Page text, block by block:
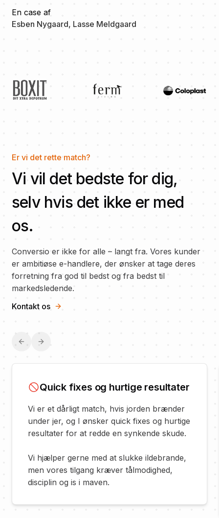
En case af
Esben Nygaard, Lasse Meldgaard
Er vi det rette match?
Vi vil det bedste for dig,
selv hvis det ikke er med
os.
Conversio er ikke for alle – langt fra. Vores kunder
er ambitiøse e-handlere, der ønsker at tage deres
forretning fra god til bedst og fra bedst til
markedsledende.
Kontakt os
Previous slide
Next slide
Quick fixes og hurtige resultater
Vi er et dårligt match, hvis jorden brænder
under jer, og I ønsker quick fixes og hurtige
resultater for at redde en synkende skude.
Vi hjælper gerne med at slukke ildebrande,
men vores tilgang kræver tålmodighed,
disciplin og is i maven.